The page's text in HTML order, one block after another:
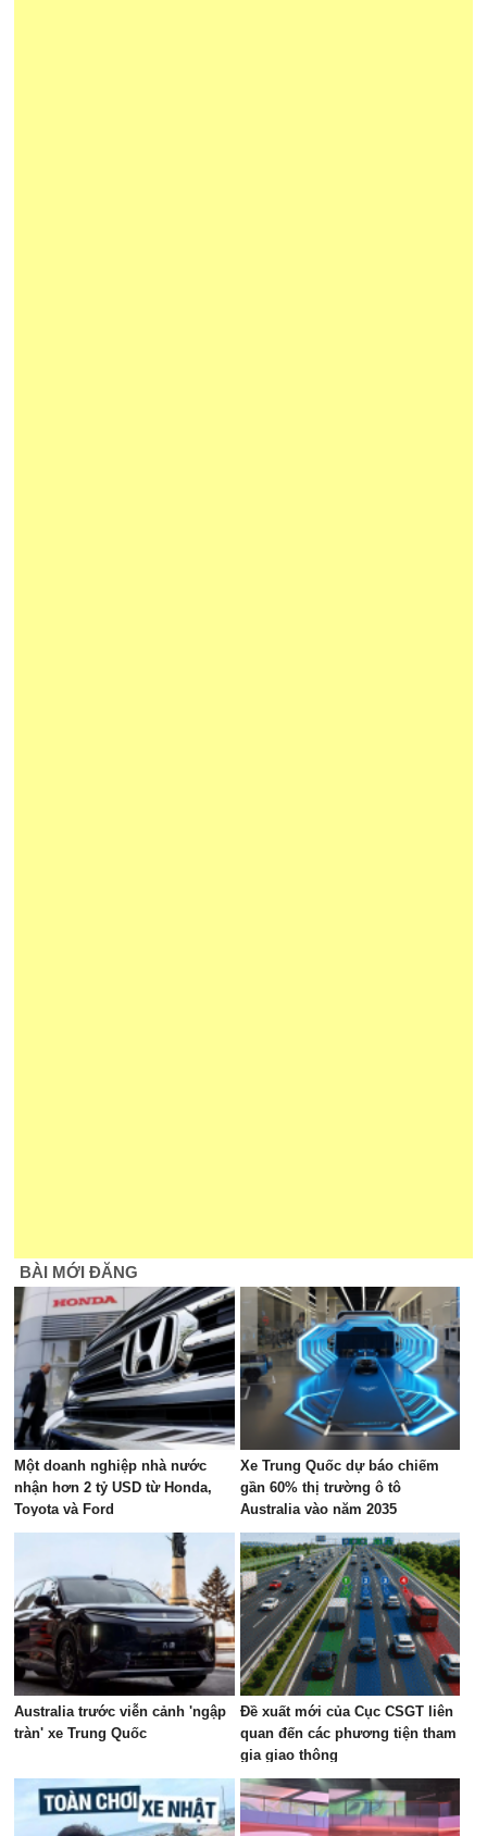
BÀI MỚI ĐĂNG
Một doanh nghiệp nhà nước
nhận hơn 2 tỷ USD từ Honda,
Toyota và Ford
Xe Trung Quốc dự báo chiếm
gần 60% thị trường ô tô
Australia vào năm 2035
Australia trước viễn cảnh 'ngập
tràn' xe Trung Quốc
Đề xuất mới của Cục CSGT liên
quan đến các phương tiện tham
gia giao thông